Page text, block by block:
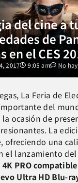
del cine a
de
en el CES
2017 9:05 am No
La Feria de
del
la ocasión de
La
ofreciendo una
el lanzamiento del
4K PRO
Ultra HD Blu-